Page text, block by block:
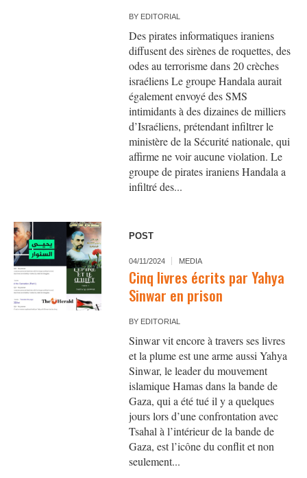
BY EDITORIAL
Des pirates informatiques iraniens
diffusent des sirènes de roquettes, des
odes au terrorisme dans 20 crèches
israéliens Le groupe Handala aurait
également envoyé des SMS
intimidants à des dizaines de milliers
d’Israéliens, prétendant infiltrer le
ministère de la Sécurité nationale, qui
affirme ne voir aucune violation. Le
groupe de pirates iraniens Handala a
infiltré des...
POST
04/11/2024 MEDIA
Cinq livres écrits par Yahya
Sinwar en prison
BY EDITORIAL
Sinwar vit encore à travers ses livres
et la plume est une arme aussi Yahya
Sinwar, le leader du mouvement
islamique Hamas dans la bande de
Gaza, qui a été tué il y a quelques
jours lors d’une confrontation avec
Tsahal à l’intérieur de la bande de
Gaza, est l’icône du conflit et non
seulement...